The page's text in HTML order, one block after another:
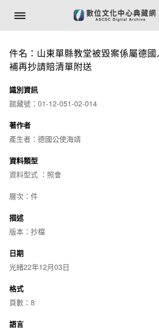
件名：山東單縣教堂被毀案係屬德
補再抄請賠清單附送
識別資訊
館藏號：01-12-051-02-014
著作者
產生者：德國公使海靖
資料類型
資料型式 ：照會
層次：件
描述
版本：抄檔
日期
光緒22年12月03日
格式
頁數：8
語言